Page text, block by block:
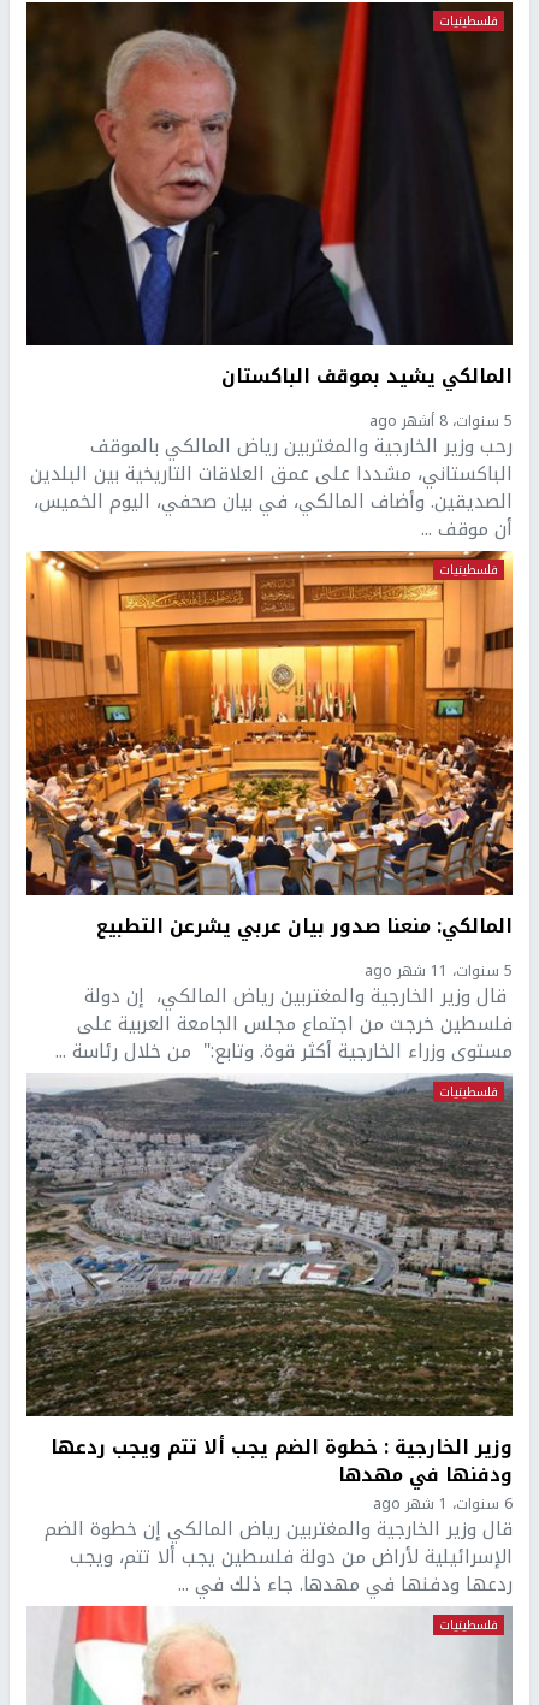
فلسطينيات
المالكي يشيد بموقف الباكستان
5 سنوات، 8 أشهر ago
رحب وزير الخارجية والمغتربين رياض المالكي بالموقف
الباكستاني، مشددا على عمق العلاقات التاريخية بين البلدين
الصديقين. وأضاف المالكي، في بيان صحفي، اليوم الخميس،
أن موقف ...
فلسطينيات
المالكي: منعنا صدور بيان عربي يشرعن التطبيع
5 سنوات، 11 شهر ago
قال وزير الخارجية والمغتربين رياض المالكي، إن دولة
فلسطين خرجت من اجتماع مجلس الجامعة العربية على
مستوى وزراء الخارجية أكثر قوة. وتابع:" من خلال رئاسة ...
فلسطينيات
وزير الخارجية : خطوة الضم يجب ألا تتم ويجب ردعها
ودفنها في مهدها
6 سنوات، 1 شهر ago
قال وزير الخارجية والمغتربين رياض المالكي إن خطوة الضم
الإسرائيلية لأراض من دولة فلسطين يجب ألا تتم، ويجب
ردعها ودفنها في مهدها. جاء ذلك في ...
فلسطينيات